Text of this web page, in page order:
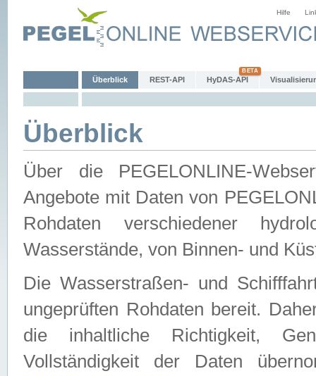
Hilfe
Überblick REST-API HyDAS-API
Überblick
Über die PEGELONLINE-
Angebote mit Daten von
Rohdaten verschiedener
Wasserstände, von Binnen- und
Die Wasserstraßen- und
ungeprüften Rohdaten bereit.
die inhaltliche Richtigkeit,
Vollständigkeit der Daten